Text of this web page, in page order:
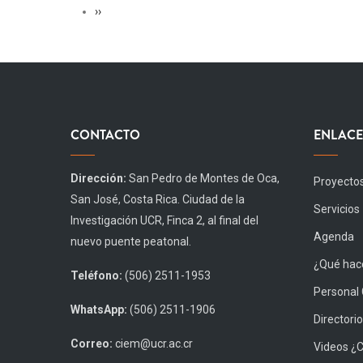
Siguiente
››
CONTACTO
Dirección: San Pedro de Montes de Oca,
San José, Costa Rica. Ciudad de la
Investigación UCR, Finca 2, al final del
nuevo puente peatonal.
Teléfono: (506) 2511-1953
WhatsApp: (506) 2511-1906
Correo: ciem@ucr.ac.cr
Servicios
Agenda
¿Qué
Personal
Videos